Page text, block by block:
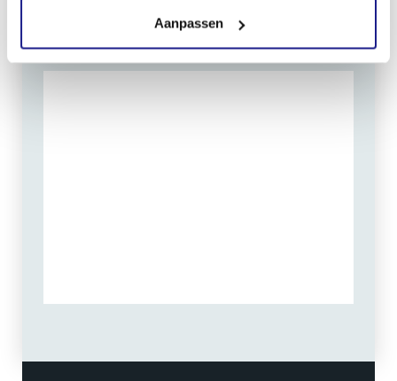
Aanpassen
Routebeschrijving